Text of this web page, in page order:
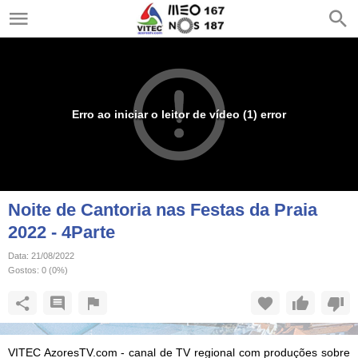
Erro ao iniciar o leitor de vídeo (1) error
Noite de Cantoria nas Festas da Praia
2022 - 4Parte
Data: 21/08/2022
Gostos: 0 (0%)
VITEC AzoresTV.com - canal de TV regional com produções sobre